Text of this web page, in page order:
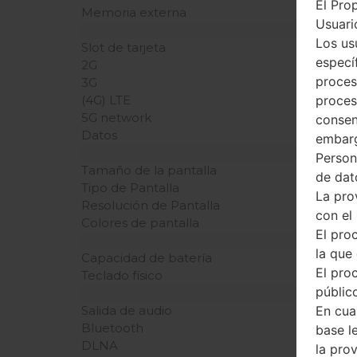
Memoria externa
Slot de tarjeta
2G
3G
(4G) LTE
5G network
Datos
Tamaño de la pantalla
Tipo de Pantalla
Resolución de Pantalla
Colores de pantalla
Capacidad de batería
Teclado físico
Salida de audio
Bluetooth
DLNA
El
Los
de
La
con el
El
la que
El
En
base
la